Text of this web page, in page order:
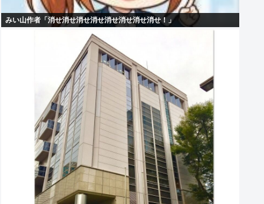
みい山作者「消せ消せ消せ消せ消せ消せ消せ消せ！」